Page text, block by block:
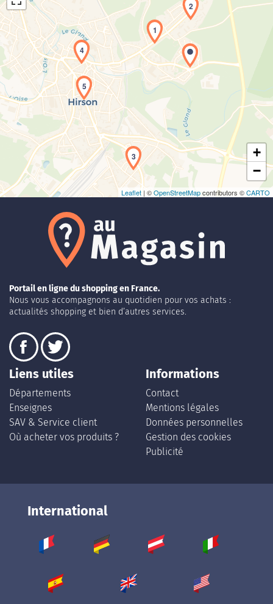
Chargement de la carte en cours...
1
2
3
4
5
+
−
Leaflet | ©OpenStreetMapcontributors ©CARTO
Portail en ligne du shopping en France.
Nous vous accompagnons au quotidien pour vos achats :
actualités shopping et bien d’autres services.
Liens utiles
Départements
Enseignes
SAV & Service client
Où acheter vos produits ?
Informations
Contact
Mentions légales
Données personnelles
Gestion des cookies
Publicité
International